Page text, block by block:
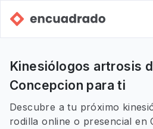
Kinesiólogos artrosis
Concepcion para ti
Descubre a tu próximo
rodilla online o presencial en